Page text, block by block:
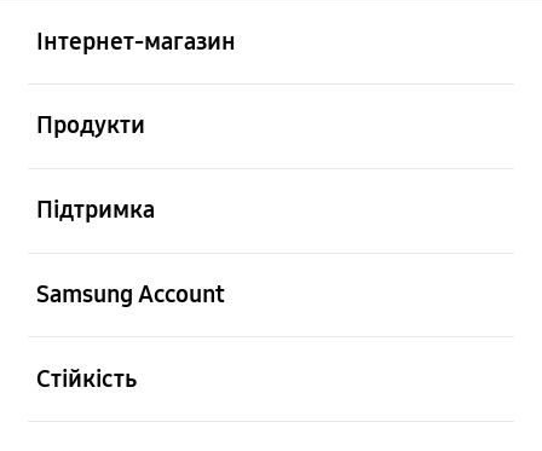
Інтернет-магазин
Продукти
Підтримка
Samsung Account
Стійкість